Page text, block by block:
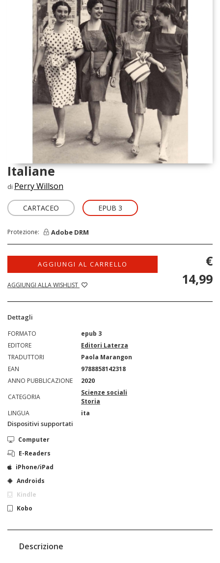
Italiane
di Perry Willson
CARTACEO EPUB 3
Protezione: Adobe DRM
AGGIUNGI AL CARRELLO
AGGIUNGI ALLA WISHLIST
€
14,99
Dettagli
FORMATO
epub 3
EDITORE
Editori Laterza
TRADUTTORI
Paola Marangon
EAN
9788858142318
ANNO PUBBLICAZIONE
2020
CATEGORIA
Scienze sociali
Storia
LINGUA
ita
Dispositivi supportati
Computer
E-Readers
iPhone/iPad
Androids
Kindle
Kobo
Descrizione